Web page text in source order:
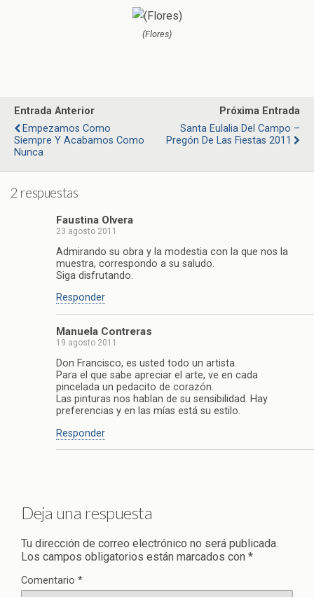
(Flores)
Entrada Anterior
Empezamos Como
Siempre Y Acabamos Como
Nunca
Próxima Entrada
Santa Eulalia Del Campo –
Pregón De Las Fiestas 2011
2 respuestas
Faustina Olvera
23 agosto 2011
Admirando su obra y la modestia con la que nos la
muestra, correspondo a su saludo.
Siga disfrutando.
Responder
Manuela Contreras
19 agosto 2011
Don Francisco, es usted todo un artista.
Para el que sabe apreciar el arte, ve en cada
pincelada un pedacito de corazón.
Las pinturas nos hablan de su sensibilidad. Hay
preferencias y en las mías está su estilo.
Responder
Deja una respuesta
Tu dirección de correo electrónico no será publicada.
Los campos obligatorios están marcados con *
Comentario *